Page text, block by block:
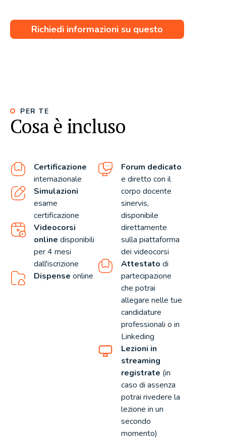
Richiedi informazioni su questo
PER TE
Cosa è incluso
Certificazione
internazionale
Simulazioni
esame
certificazione
Videocorsi
online disponibili
per 4 mesi
dall'iscrizione
Dispense online
Forum dedicato
e diretto con il
corpo docente
sinervis,
disponibile
direttamente
sulla piattaforma
dei videocorsi
Attestato di
partecipazione
che potrai
allegare nelle tue
candidature
professionali o in
Linkeding
Lezioni in
streaming
registrate (in
caso di assenza
potrai rivedere la
lezione in un
secondo
momento)